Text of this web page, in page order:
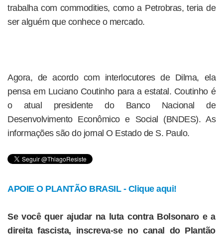
trabalha com commodities, como a Petrobras, teria de
ser alguém que conhece o mercado.
Agora, de acordo com interlocutores de Dilma, ela
pensa em Luciano Coutinho para a estatal. Coutinho é
o atual presidente do Banco Nacional de
Desenvolvimento Econômico e Social (BNDES). As
informações são do jornal O Estado de S. Paulo.
APOIE O PLANTÃO BRASIL - Clique aqui!
Se você quer ajudar na luta contra Bolsonaro e a
direita fascista, inscreva-se no canal do Plantão